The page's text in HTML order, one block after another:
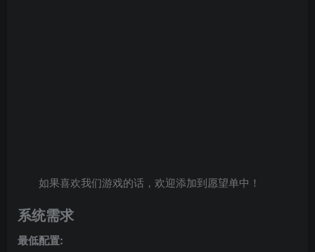
如果喜欢我们游戏的话，欢迎添加到愿望单中！
系统需求
最低配置: